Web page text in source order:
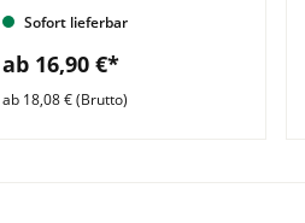
Bewegung, VE = 5
Stück
Sofort lieferbar
ab 16,90 €*
ab 18,08 € (Brutto)